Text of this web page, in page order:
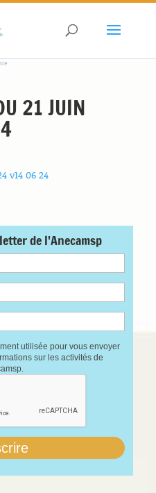
21 JUIN
v14 06 24
de l'Anecamsp
utilisée pour vous envoyer
sur les activités de